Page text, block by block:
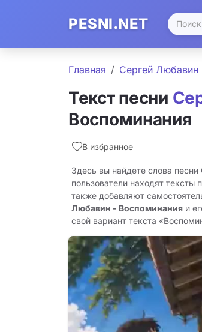
PESNI.NET
Главная Сергей Любавин
Текст песни
Воспоминания
В избранное
Здесь вы найдете слова
пользователи находят тексты
также добавляют
Любавин - Воспоминания и
свой вариант текста